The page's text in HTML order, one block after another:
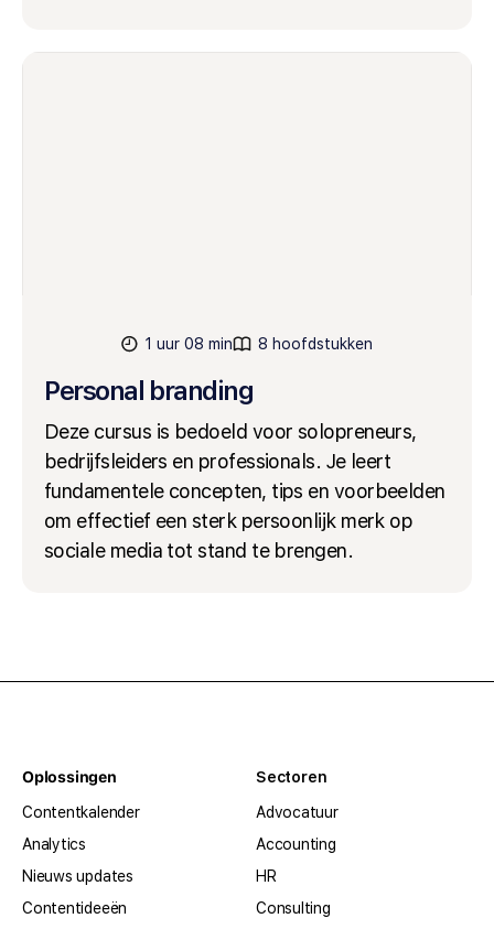
1 uur 08 min 8 hoofdstukken
Personal branding
Deze cursus is bedoeld voor solopreneurs,
bedrijfsleiders en professionals. Je leert
fundamentele concepten, tips en voorbeelden
om effectief een sterk persoonlijk merk op
sociale media tot stand te brengen.
Oplossingen
Contentkalender
Analytics
Nieuws updates
Contentideeën
Sectoren
Advocatuur
Accounting
HR
Consulting